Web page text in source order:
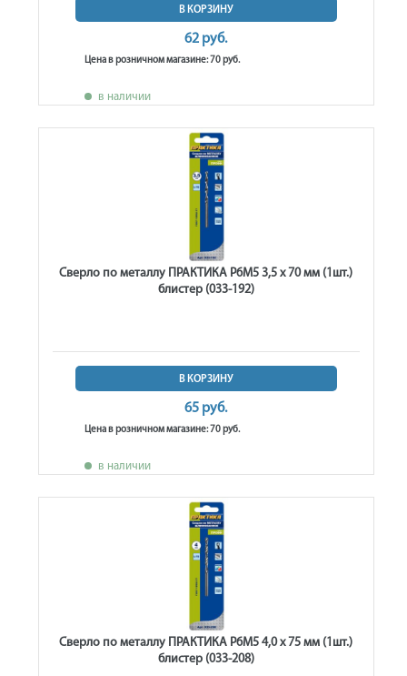
В КОРЗИНУ
62 руб.
Цена в розничном магазине: 70 руб.
в наличии
Сверло по металлу ПРАКТИКА Р6М5 3,5 х 70 мм (1шт.)
блистер (033-192)
В КОРЗИНУ
65 руб.
Цена в розничном магазине: 70 руб.
в наличии
Сверло по металлу ПРАКТИКА Р6М5 4,0 х 75 мм (1шт.)
блистер (033-208)